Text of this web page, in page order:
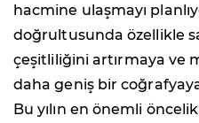
hacmine ulaşmayı
doğrultusunda özellikle
çeşitliliğini artırmaya ve
daha geniş bir
Bu yılın en önemli